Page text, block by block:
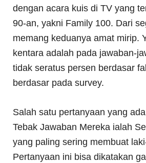
dengan acara kuis di TV yang
90-an, yakni Family 100. Dari
memang keduanya amat mirip.
kentara adalah pada jawaban-
tidak seratus persen berdasar
berdasar pada survey.
Salah satu pertanyaan yang
Tebak Jawaban Mereka ialah
yang paling sering membuat
Pertanyaan ini bisa dikatakan